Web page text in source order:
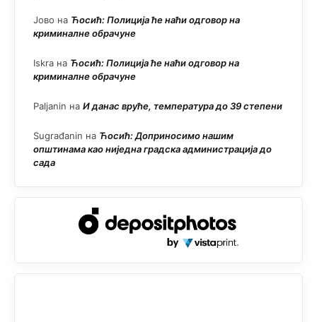
Јово на Ћосић: Полиција ће наћи одговор на
криминалне обрачуне
Iskra на Ћосић: Полиција ће наћи одговор на
криминалне обрачуне
Paljanin на И данас вруће, температура до 39 степени
Sugrađanin на Ћосић: Доприносимо нашим
општинама као ниједна градска администрација до
сада